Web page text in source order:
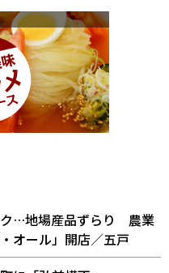
ク…地場産品ずらり 農業
オール」開店／五戸